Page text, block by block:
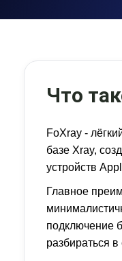
Что
FoXray -
базе Xray,
устройств
Главное
подключение
разбираться